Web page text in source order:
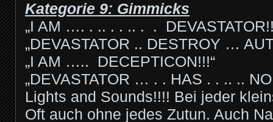
Kategorie 9: Gimmicks
„I AM …. . .. . . .. . .
„DEVASTATOR .. DESTROY …
„I AM ….. DECEPTICON!!!“
„DEVASTATOR … . . HAS . . .. ..
Lights and Sounds!!!! Bei jeder
Oft auch ohne jedes Zutun. Auch